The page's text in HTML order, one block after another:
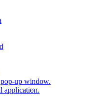
up window.
application.